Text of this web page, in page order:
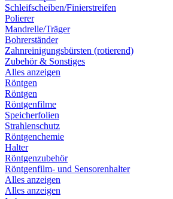
Schleifscheiben/Finierstreifen
Polierer
Mandrelle/Träger
Bohrerständer
Zahnreinigungsbürsten (rotierend)
Zubehör & Sonstiges
Alles anzeigen
Röntgen
Röntgen
Röntgenfilme
Speicherfolien
Strahlenschutz
Röntgenchemie
Halter
Röntgenzubehör
Röntgenfilm- und Sensorenhalter
Alles anzeigen
Alles anzeigen